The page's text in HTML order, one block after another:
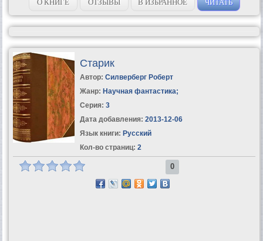
О КНИГЕ ОТЗЫВЫ В ИЗБРАННОЕ ЧИТАТЬ
Старик
Автор: Силверберг Роберт
Жанр: Научная фантастика;
Серия: 3
Дата добавления: 2013-12-06
Язык книги: Русский
Кол-во страниц: 2
0